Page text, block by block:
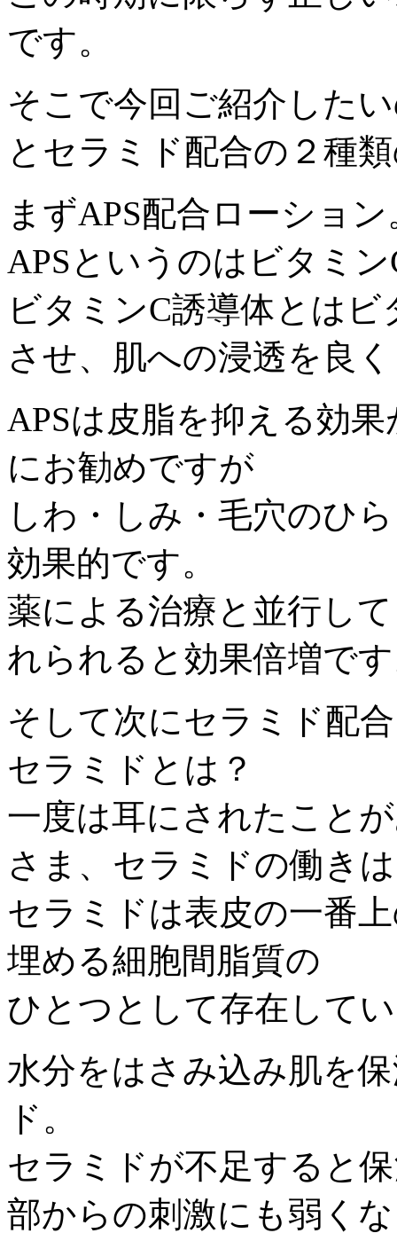
です。
そこで今回ご紹介した
とセラミド配合の２種
まずAPS配合ローション
APSというのはビタミ
ビタミンC誘導体とは
させ、肌への浸透を良
APSは皮脂を抑える効
にお勧めですが
しわ・しみ・毛穴のひ
効果的です。
薬による治療と並行し
れられると効果倍増で
そして次にセラミド配
セラミドとは？
一度は耳にされたこと
さま、セラミドの働き
セラミドは表皮の一番
埋める細胞間脂質の
ひとつとして存在して
水分をはさみ込み肌を
ド。
セラミドが不足すると
部からの刺激にも弱く